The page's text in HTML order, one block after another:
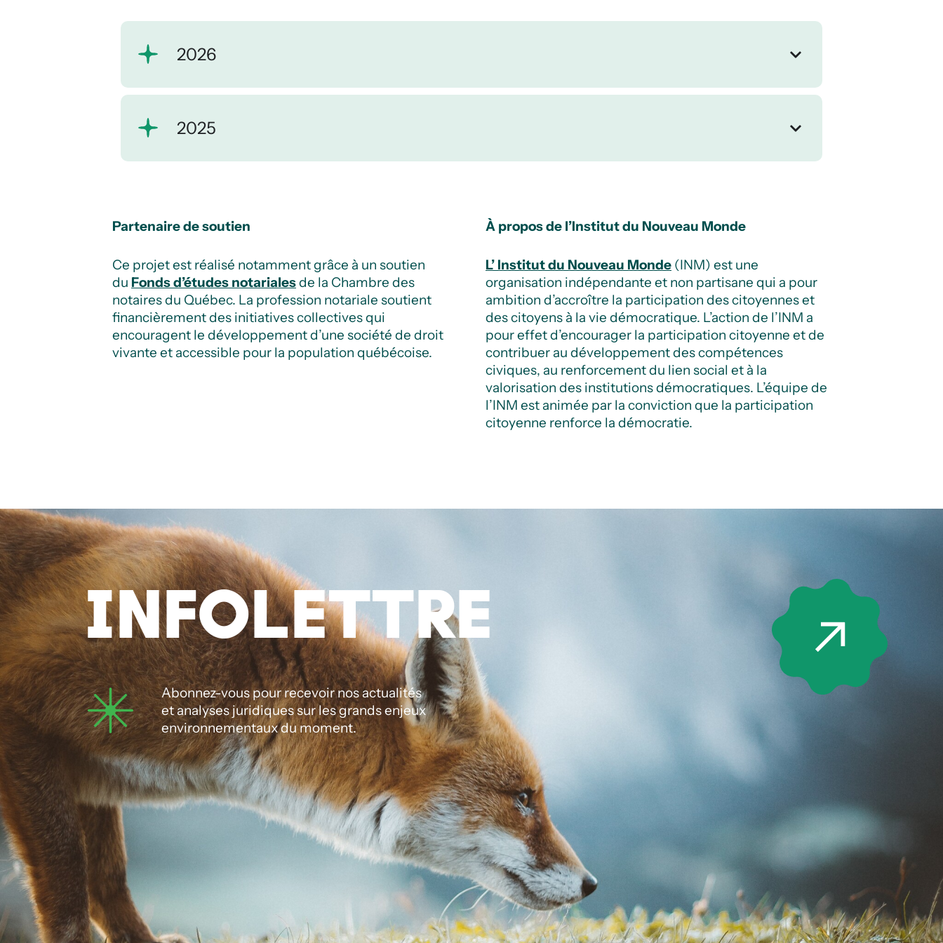
2026
2025
Partenaire de soutien
Ce projet est réalisé notamment grâce à un soutien
du Fonds d’études notarialesde la Chambre des
notaires du Québec. La profession notariale soutient
financièrement des initiatives collectives qui
encouragent le développement d’une société de droit
vivante et accessible pour la population québécoise.
À propos de l’Institut du Nouveau Monde
L’ Institut du Nouveau Monde (INM) est une
organisation indépendante et non partisane qui a pour
ambition d’accroître la participation des citoyennes et
des citoyens à la vie démocratique. L’action de l’INM a
pour effet d’encourager la participation citoyenne et de
contribuer au développement des compétences
civiques, au renforcement du lien social et à la
valorisation des institutions démocratiques. L’équipe de
l’INM est animée par la conviction que la participation
citoyenne renforce la démocratie.
INFOLETTRE
Abonnez-vous pour recevoir nos actualités
et analyses juridiques sur les grands enjeux
environnementaux du moment.